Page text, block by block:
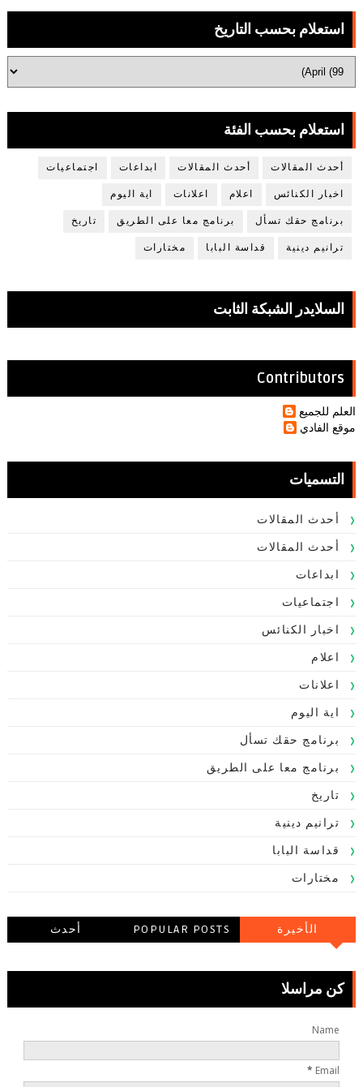
استعلام بحسب التاريخ
استعلام بحسب الفئة
أحدث المقالات أحدث المقالات ابداعات اجتماعيات
اخبار الكنائس اعلام اعلانات اية اليوم
برنامج حقك تسأل برنامج معا على الطريق تاريخ
ترانيم دينية قداسة البابا مختارات
السلايدر الشبكة الثابت
Contributors
العلم للجميع
موقع الفادي
التسميات
أحدث المقالات
أحدث المقالات
ابداعات
اجتماعيات
اخبار الكنائس
اعلام
اعلانات
اية اليوم
برنامج حقك تسأل
برنامج معا على الطريق
تاريخ
ترانيم دينية
قداسة البابا
مختارات
الأخيرة POPULAR POSTS
أحدث
كن مراسلا
Name
Email
*